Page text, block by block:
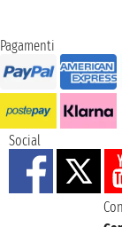
Pagamenti
Social